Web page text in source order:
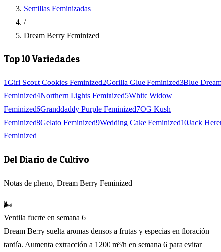
Semillas Feminizadas
/
Dream Berry Feminized
Top 10 Variedades
1Girl Scout Cookies Feminized2Gorilla Glue Feminized3Blue Dream
Feminized4Northern Lights Feminized5White Widow
Feminized6Granddaddy Purple Feminized7OG Kush
Feminized8Gelato Feminized9Wedding Cake Feminized10Jack
Feminized
Del Diario de Cultivo
Notas de pheno, Dream Berry Feminized
🌬️
Ventila fuerte en semana 6
Dream Berry suelta aromas densos a frutas y especias en floración
tardía. Aumenta extracción a 1200 m³/h en semana 6 para evitar